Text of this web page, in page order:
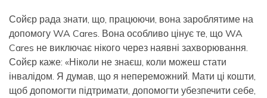
Сойєр рада знати, що, працюючи, вона зароблятиме на
допомогу WA Cares. Вона особливо цінує те, що WA
Cares не виключає нікого через наявні захворювання.
Сойєр каже: «Ніколи не знаєш, коли можеш стати
інвалідом. Я думав, що я непереможний. Мати ці кошти,
щоб допомогти підтримати, допомогти убезпечити себе,